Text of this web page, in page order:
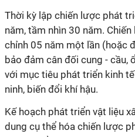
Thời kỳ lập chiến lược phát
năm, tầm nhìn 30 năm.
chỉnh 05 năm một lần (hoặc
bảo đảm cân đối cung - cầu,
với mục tiêu phát triển kinh
ninh, biến đổi khí hậu.
Kế hoạch phát triển vật liệu
dung cụ thể hóa chiến lược